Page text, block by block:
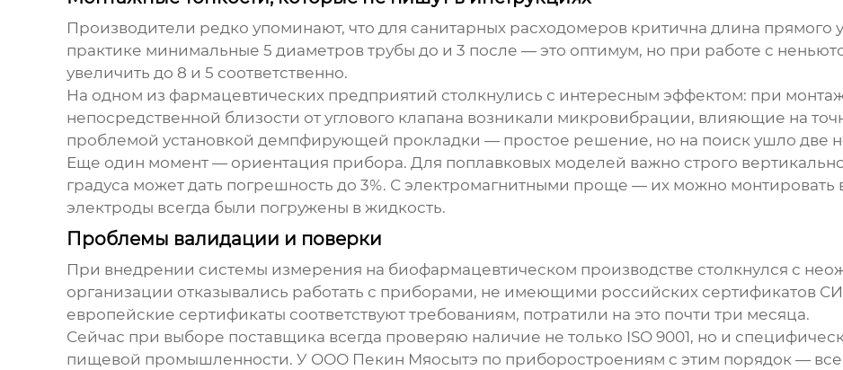
Производители редко упоминают, что для санитарных расходомеров критична длина прямого
практике минимальные 5 диаметров трубы до и 3 после — это оптимум, но при работе с
увеличить до 8 и 5 соответственно.
На одном из фармацевтических предприятий столкнулись с интересным эффектом: при
непосредственной близости от углового клапана возникали микровибрации, влияющие на
проблемой установкой демпфирующей прокладки — простое решение, но на поиск ушло две
Еще один момент — ориентация прибора. Для поплавковых моделей важно строго
градуса может дать погрешность до 3%. С электромагнитными проще — их можно
электроды всегда были погружены в жидкость.
Проблемы валидации и поверки
При внедрении системы измерения на биофармацевтическом производстве столкнулся с
организации отказывались работать с приборами, не имеющими российских сертификатов
европейские сертификаты соответствуют требованиям, потратили на это почти три месяца.
Сейчас при выборе поставщика всегда проверяю наличие не только ISO 9001, но и
пищевой промышленности. У ООО Пекин Мяосытэ по приборостроениям с этим порядок —